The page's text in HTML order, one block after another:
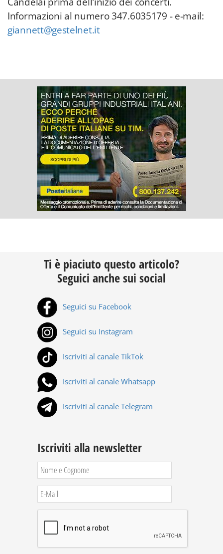
Informazioni al numero 347.6035179 - e-mail:
giannett@gestelnet.it
Ti è piaciuto questo articolo?
Seguici anche sui social
Seguici su Facebook
Seguici su Instagram
Iscriviti al canale TikTok
Iscriviti al canale Whatsapp
Iscriviti al canale Telegram
Iscriviti alla newsletter